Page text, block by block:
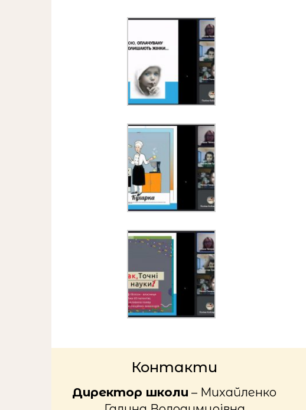
Контакти
Директор школи – Михайленко